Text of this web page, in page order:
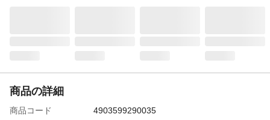
商品の詳細
商品コード
4903599290035